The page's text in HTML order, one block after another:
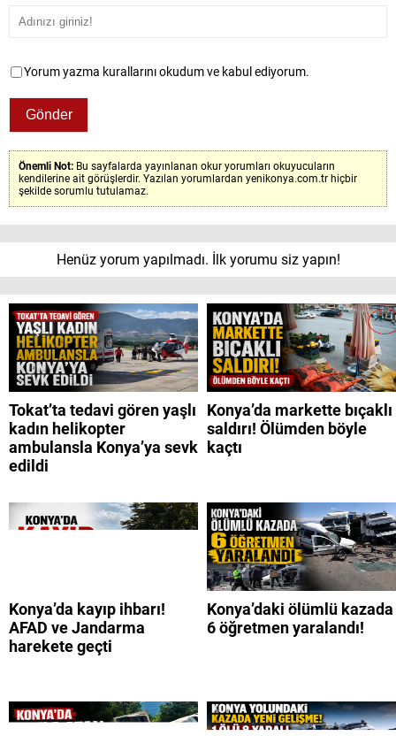
Yorum yazma kurallarını okudum ve kabul ediyorum.
Önemli Not: Bu sayfalarda yayınlanan okur yorumları okuyucuların
kendilerine ait görüşlerdir. Yazılan yorumlardan yenikonya.com.tr hiçbir
şekilde sorumlu tutulamaz.
Henüz yorum yapılmadı. İlk yorumu siz yapın!
Tokat’ta tedavi gören yaşlı
kadın helikopter
ambulansla Konya’ya sevk
edildi
Konya’da markette bıçaklı
saldırı! Ölümden böyle
kaçtı
Konya’da kayıp ihbarı!
AFAD ve Jandarma
harekete geçti
Konya’daki ölümlü kazada
6 öğretmen yaralandı!